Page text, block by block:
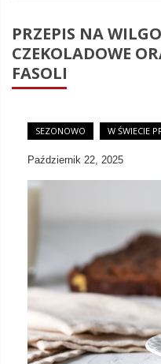
PRZEPIS NA
CZEKOLADOWE
FASOLI
SEZONOWO W ŚWIECIE
Październik 22, 2025